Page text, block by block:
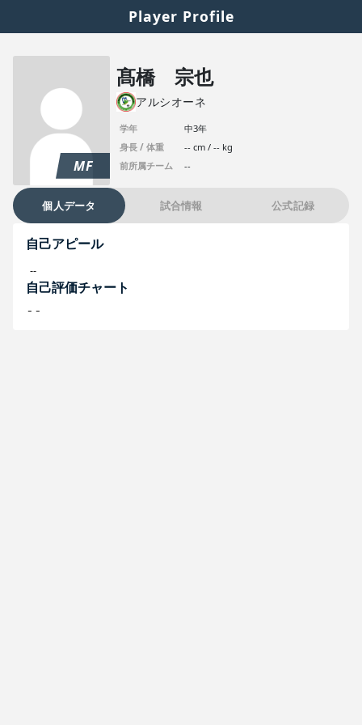
Player Profile
MF
髙橋 宗也
アルシオーネ
学年
中3年
身長 / 体重
-- cm / -- kg
前所属チーム
--
個人データ 試合情報 公式記録
自己アピール
--
自己評価チャート
--